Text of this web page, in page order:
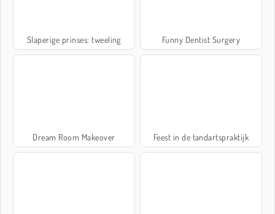
Slaperige prinses: tweeling Funny Dentist Surgery
Dream Room Makeover Feest in de tandartspraktijk